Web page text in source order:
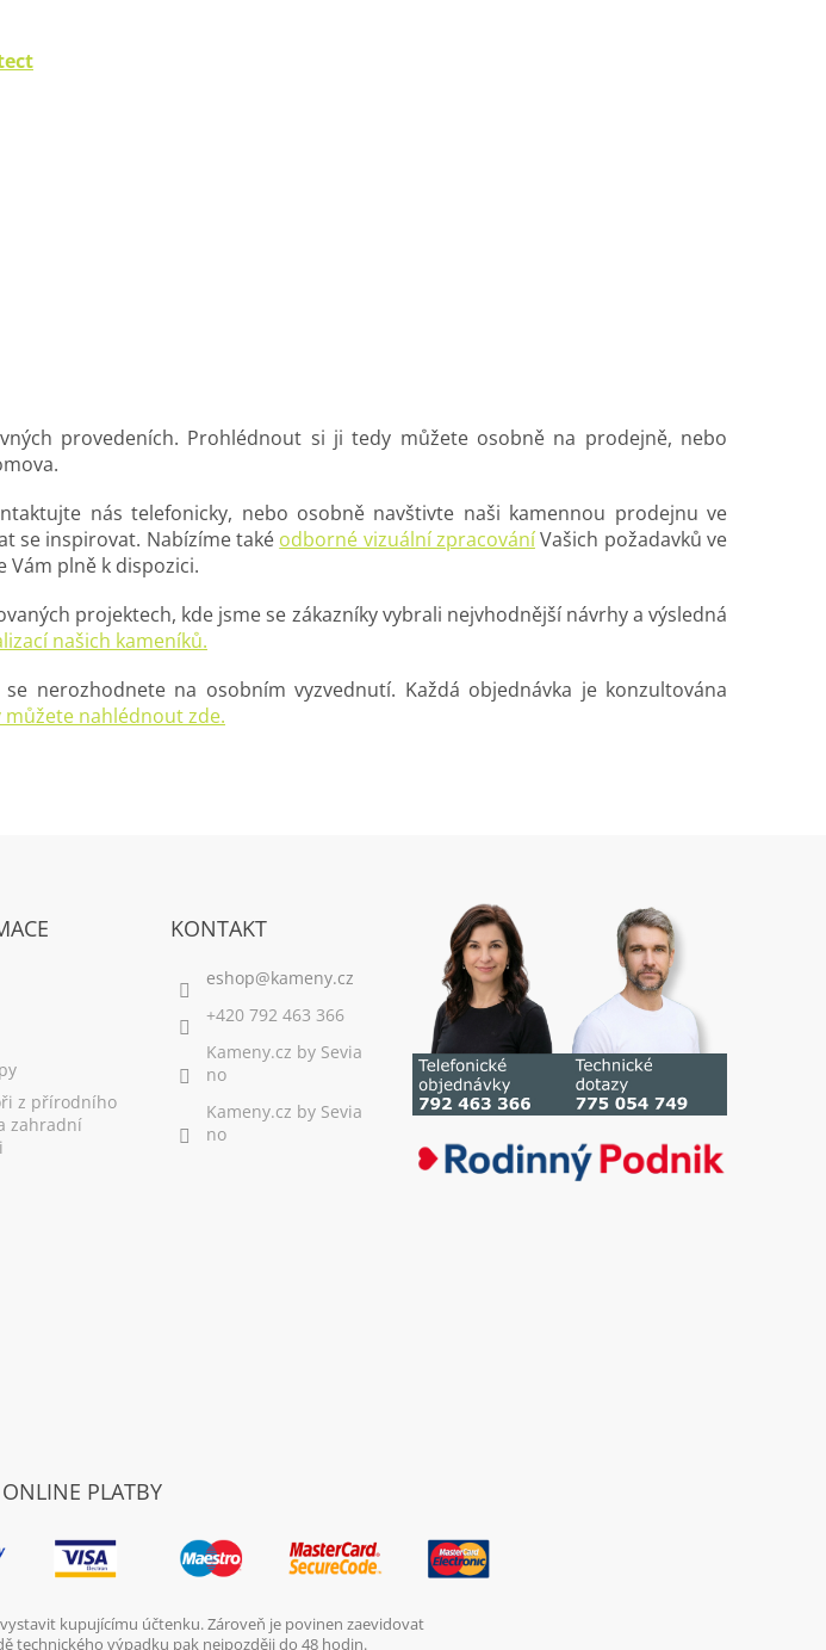
provedeních. Prohlédnout si ji tedy můžete osobně na prodejně, nebo
nás telefonicky, nebo osobně navštivte naši kamennou prodejnu ve
se inspirovat. Nabízíme také odborné vizuální zpracováníVašich požadavků ve
Vám plně k dispozici.
projektech, kde jsme se zákazníky vybrali nejvhodnější návrhy a výsledná
našich kameníků.
nerozhodnete na osobním vyzvednutí. Každá objednávka je konzultována
nahlédnout zde.
z přírodního
zahradní
KONTAKT
+420 792 463 366
Kameny.cz by Sevia
no
Kameny.cz by Sevia
no
PLATBY
kupujícímu účtenku. Zároveň je povinen zaevidovat
technického výpadku pak nejpozději do 48 hodin.